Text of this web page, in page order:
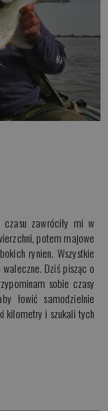
zawróciły mi w
potem majowe
rynien. Wszystkie
Dziś pisząc o
sobie czasy
łowić samodzielnie
kilometry i szukali tych